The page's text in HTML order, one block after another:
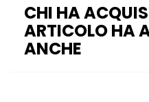
CHI HA
ARTICOLO HA
ANCHE